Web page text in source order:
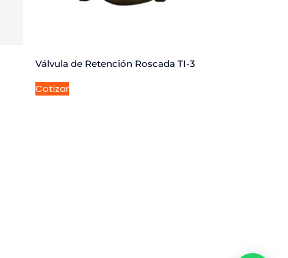
Válvula de Retención Roscada TI-3
Cotizar